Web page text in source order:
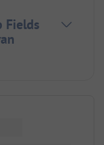
Fields